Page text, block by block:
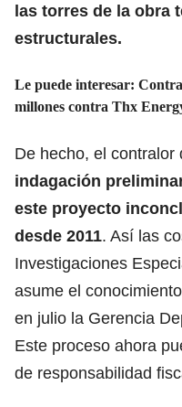
las torres de la obra
estructurales.
Le puede interesar:
millones contra Thx
De hecho, el contralor
indagación
este proyecto
desde 2011. Así las
Investigaciones
asume el
en julio la Gerencia
Este proceso ahora
de responsabilidad